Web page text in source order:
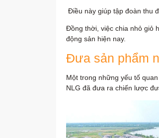
Điều này giúp tập đoàn thu
Đồng thời, việc chia nhỏ giỏ
động sản hiện nay.
Đưa sản phẩm
Một trong những yếu tố
NLG đã đưa ra chiến lược